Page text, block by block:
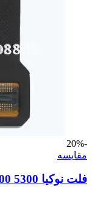
-20%
مقايسه
فلت نوکیا 5300 Flat Nokia 5200